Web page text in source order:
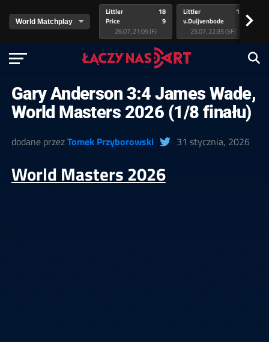
Littler
Price
18
9
26.07, 21:05 (F)
Littler
v.Duijvenbode
17
25.07, 22:35 (SF)
>
Gary Anderson 3:4 James Wade,
World Masters 2026 (1/8 finału)
dodane przezTomek Przyborowski 31 stycznia, 2026
World Masters 2026